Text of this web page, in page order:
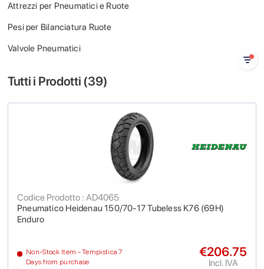
Attrezzi per Pneumatici e Ruote
Pesi per Bilanciatura Ruote
Valvole Pneumatici
Tutti i Prodotti (39)
Pneumatico Heidenau 150/70-17 Tubeless K76 (69H)
Enduro
Codice Prodotto : AD4065
Non-Stock Item - Tempistica 7
Days from purchase
€206.75
Incl. IVA